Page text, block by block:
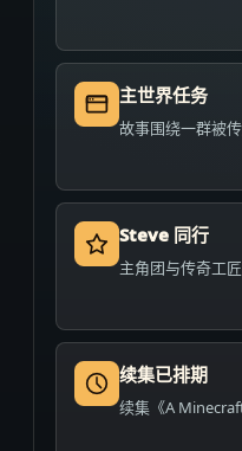
主世界任务
故事围绕一群被
Steve 同行
主角团与传奇工
续集已排期
续集《A